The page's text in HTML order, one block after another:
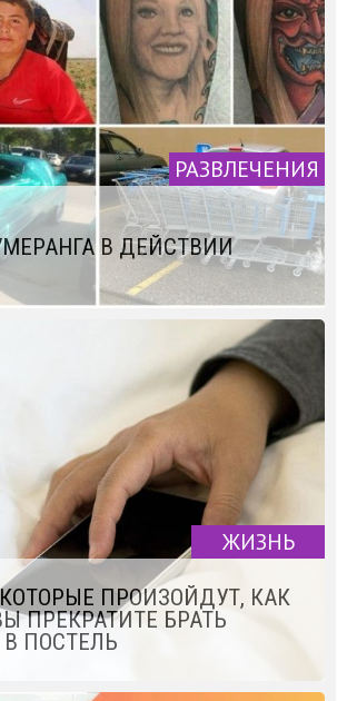
РАЗВЛЕЧЕНИЯ
В ДЕЙСТВИИ
ЖИЗНЬ
ПРОИЗОЙДУТ, КАК
ПРЕКРАТИТЕ БРАТЬ
ПОСТЕЛЬ